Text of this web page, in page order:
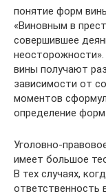
понятие форм
«Виновным в
совершившее
вины получают
зависимости от
моментов
определение
Уголовно-
имеет большое
В тех случаях,
ответственность